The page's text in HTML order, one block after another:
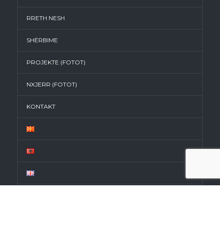
RRETH NESH
SHËRBIME
PROJEKTE (FOTOT)
NXJERR (FOTOT)
KONTAKT